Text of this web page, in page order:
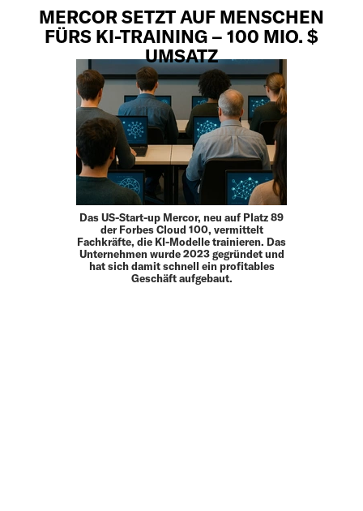
MERCOR SETZT AUF MENSCHEN
FÜRS KI-TRAINING – 100 MIO. $
UMSATZ
Das US-Start-up Mercor, neu auf Platz 89
der Forbes Cloud 100, vermittelt
Fachkräfte, die KI-Modelle trainieren. Das
Unternehmen wurde 2023 gegründet und
hat sich damit schnell ein profitables
Geschäft aufgebaut.